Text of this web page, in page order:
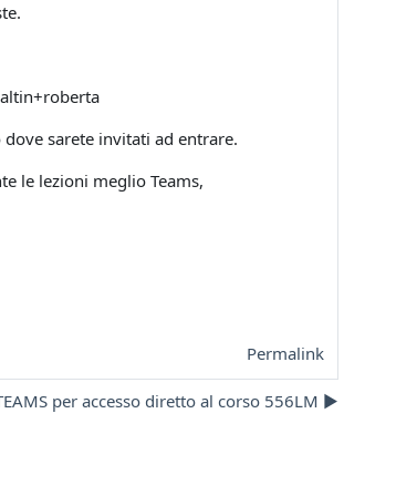
sarete invitati ad entrare.
le lezioni meglio Teams,
Permalink
per accesso diretto al corso 556LM ▶︎